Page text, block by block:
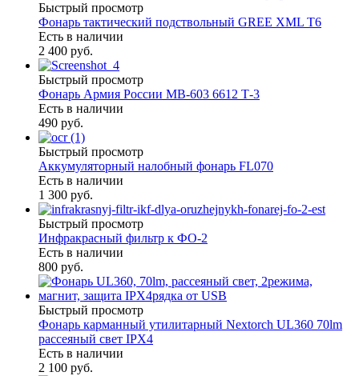
Быстрый просмотр
Фонарь тактический подствольный GREE XML T6
Есть в наличии
2 400 руб.
Быстрый просмотр
Фонарь Армия России МВ-603 6612 Т-3
Есть в наличии
490 руб.
Быстрый просмотр
Аккумуляторный налобный фонарь FL070
Есть в наличии
1 300 руб.
Быстрый просмотр
Инфракрасный фильтр к ФО-2
Есть в наличии
800 руб.
Быстрый просмотр
Фонарь карманный утилитарный Nextorch UL360 70lm
рассеяный свет IPX4
Есть в наличии
2 100 руб.